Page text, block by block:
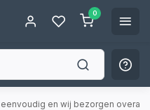
0
snel en betrouwbaar.